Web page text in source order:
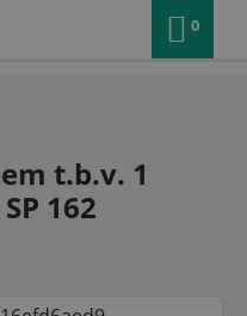
0
t.b.v. 1
162